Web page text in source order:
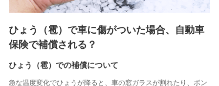
上記に係る連絡・手続き・管理等付帯業務を行うため
4.家族・友達紹介にて取得した個人情報
被紹介者への連絡、及び当社と取引のあるもしくは委託を受
けている保険会社・提携会社の保険その他に関する情報を提
供し、金融商品等の契約を勧奨するため
アンケートやキャンペーン等の実施のため
上記に係る連絡・手続き・管理等付帯業務を行うため
ひょう（雹）で車に傷がついた場合、自動車
保険で補償される？
ひょう（雹）での補償について
急な温度変化でひょうが降ると、車の窓ガラスが割れたり、ボン